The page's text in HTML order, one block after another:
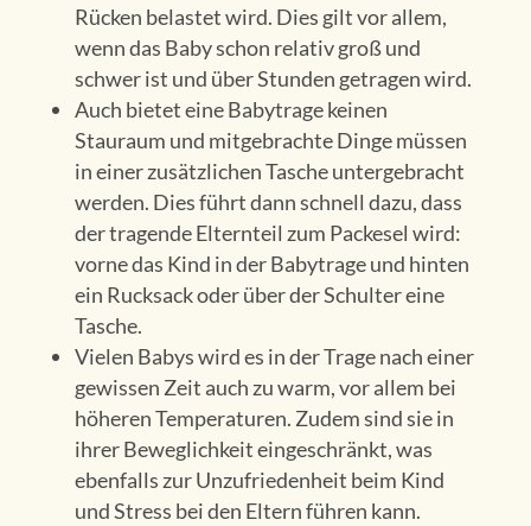
Rücken belastet wird. Dies gilt vor allem,
wenn das Baby schon relativ groß und
schwer ist und über Stunden getragen wird.
Auch bietet eine Babytrage keinen
Stauraum und mitgebrachte Dinge müssen
in einer zusätzlichen Tasche untergebracht
werden. Dies führt dann schnell dazu, dass
der tragende Elternteil zum Packesel wird:
vorne das Kind in der Babytrage und hinten
ein Rucksack oder über der Schulter eine
Tasche.
Vielen Babys wird es in der Trage nach einer
gewissen Zeit auch zu warm, vor allem bei
höheren Temperaturen. Zudem sind sie in
ihrer Beweglichkeit eingeschränkt, was
ebenfalls zur Unzufriedenheit beim Kind
und Stress bei den Eltern führen kann.